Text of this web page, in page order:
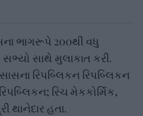
ભાગરૂપે 200થી વધુ
સાથે મુલાકાત કરી.
રિપબ્લિકન રિપબ્લિકન
રિચ મેકકોર્મિક,
થાનેદાર હતા.